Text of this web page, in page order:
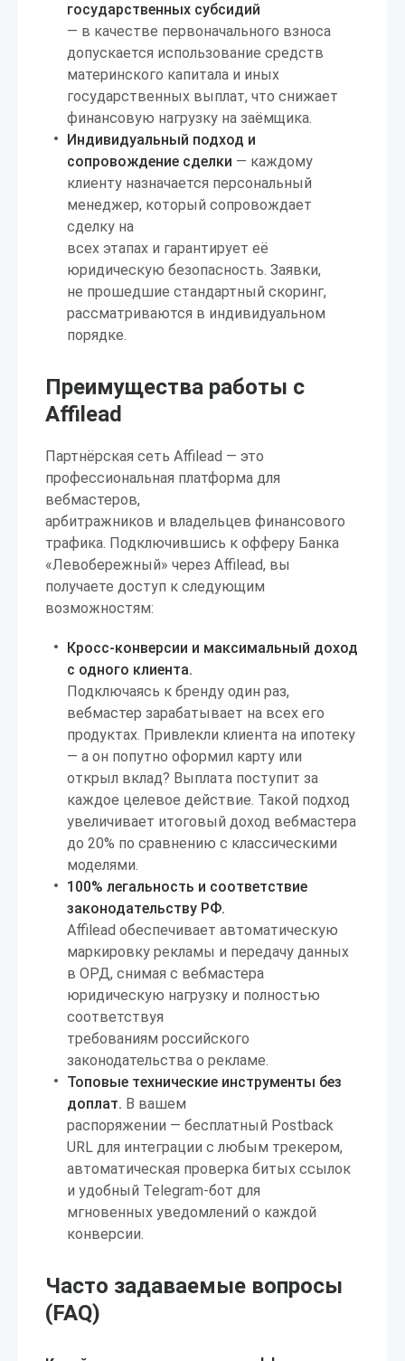
государственных субсидий
— в качестве первоначального взноса
допускается использование средств
материнского капитала и иных
государственных выплат, что снижает
финансовую нагрузку на заёмщика.
Индивидуальный подход и
сопровождение сделки — каждому
клиенту назначается персональный
менеджер, который сопровождает
сделку на
всех этапах и гарантирует её
юридическую безопасность. Заявки,
не прошедшие стандартный скоринг,
рассматриваются в индивидуальном
порядке.
Преимущества работы с
Affilead
Партнёрская сеть Affilead — это
профессиональная платформа для
вебмастеров,
арбитражников и владельцев финансового
трафика. Подключившись к офферу Банка
«Левобережный» через Affilead, вы
получаете доступ к следующим
возможностям:
Кросс-конверсии и максимальный доход
с одного клиента.
Подключаясь к бренду один раз,
вебмастер зарабатывает на всех его
продуктах. Привлекли клиента на ипотеку
— а он попутно оформил карту или
открыл вклад? Выплата поступит за
каждое целевое действие. Такой подход
увеличивает итоговый доход вебмастера
до 20% по сравнению с классическими
моделями.
100% легальность и соответствие
законодательству РФ.
Affilead обеспечивает автоматическую
маркировку рекламы и передачу данных
в ОРД, снимая с вебмастера
юридическую нагрузку и полностью
соответствуя
требованиям российского
законодательства о рекламе.
Топовые технические инструменты без
доплат. В вашем
распоряжении — бесплатный Postback
URL для интеграции с любым трекером,
автоматическая проверка битых ссылок
и удобный Telegram-бот для
мгновенных уведомлений о каждой
конверсии.
Часто задаваемые вопросы
(FAQ)